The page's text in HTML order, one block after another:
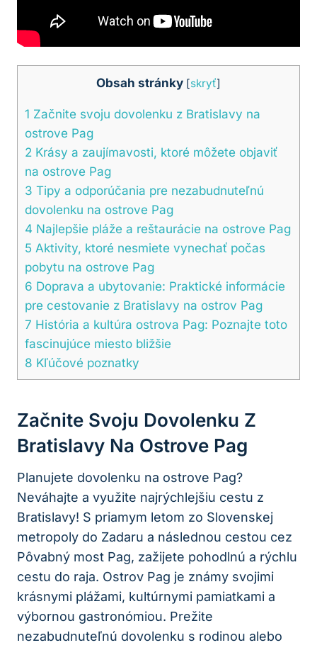
Obsah stránky [skryť]
1 Začnite svoju dovolenku z Bratislavy na
ostrove Pag
2 Krásy a zaujímavosti, ktoré môžete objaviť
na ostrove Pag
3 Tipy a odporúčania pre nezabudnuteľnú
dovolenku na ostrove Pag
4 Najlepšie pláže a reštaurácie na ostrove Pag
5 Aktivity, ktoré nesmiete vynechať počas
pobytu na ostrove Pag
6 Doprava a ubytovanie: Praktické informácie
pre cestovanie z Bratislavy na ostrov Pag
7 História a kultúra ostrova Pag: Poznajte toto
fascinujúce miesto bližšie
8 Kľúčové poznatky
Začnite Svoju Dovolenku Z
Bratislavy Na Ostrove Pag
Planujete dovolenku na ostrove Pag?
Neváhajte a využite najrýchlejšiu cestu z
Bratislavy! S priamym letom zo Slovenskej
metropoly do Zadaru a následnou cestou cez
Pôvabný most Pag, zažijete pohodlnú a rýchlu
cestu do raja. Ostrov Pag je známy svojimi
krásnymi plážami, kultúrnymi pamiatkami a
výbornou gastronómiou. Prežite
nezabudnuteľnú dovolenku s rodinou alebo